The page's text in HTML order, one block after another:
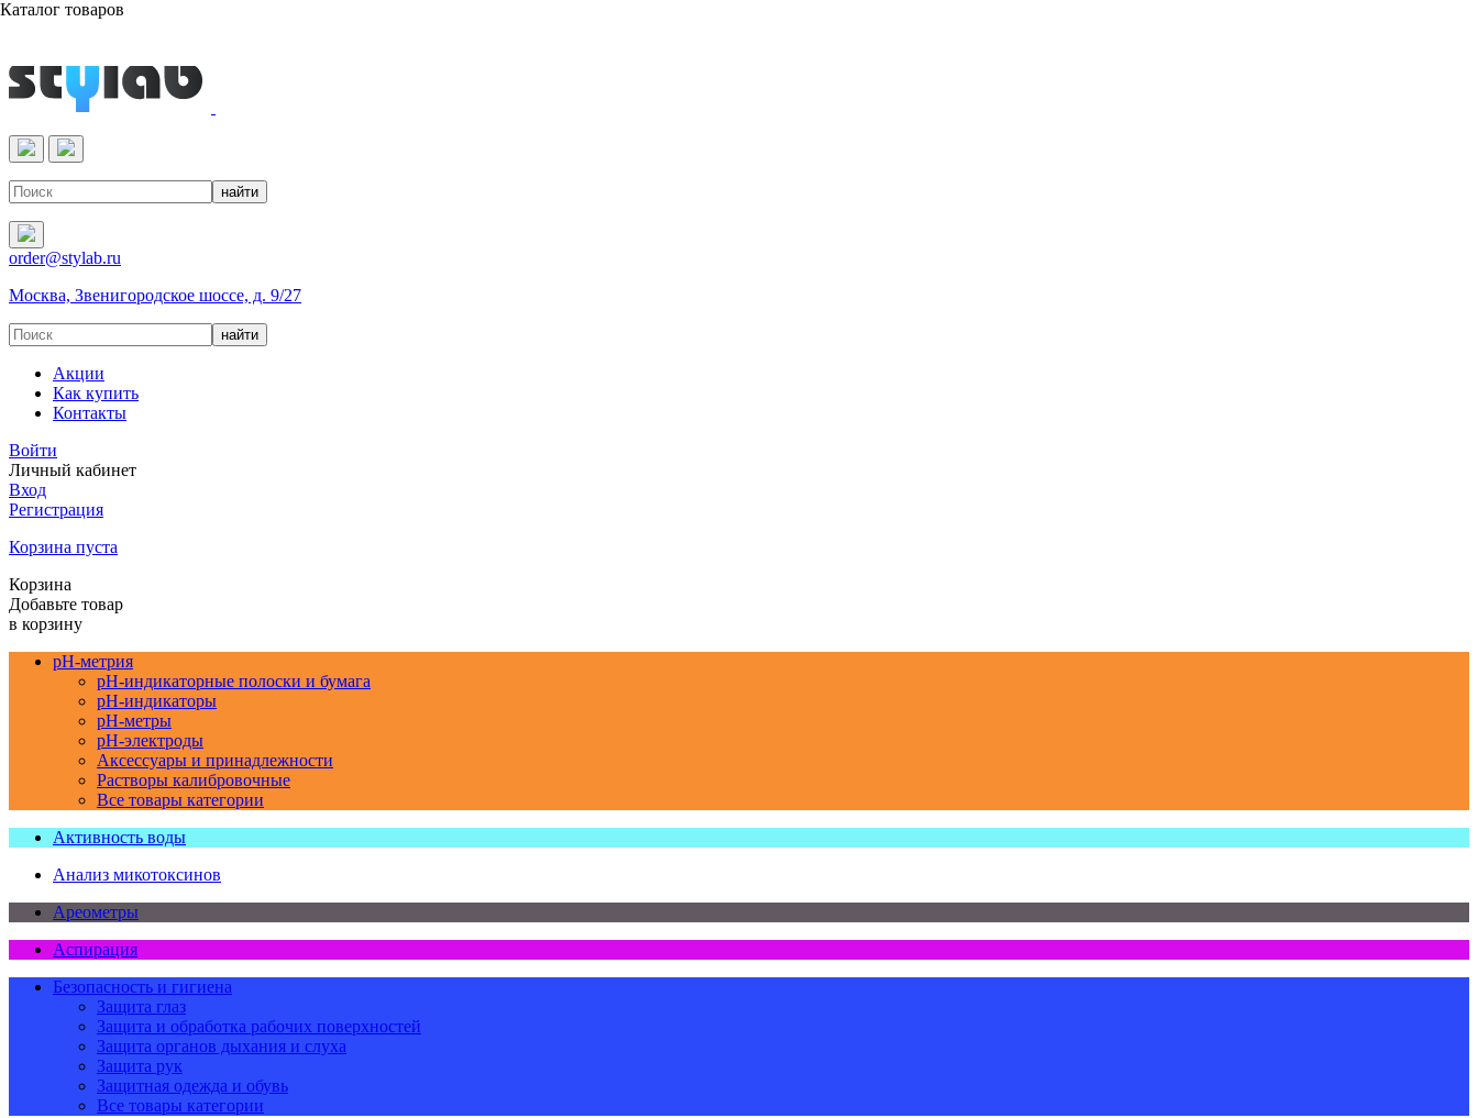
Реактивы & Оборудование
order@stylab.ru
Москва, Звенигородское шоссе, д. 9/27
Акции
Как купить
Контакты
Войти
Личный кабинет
Вход
Регистрация
Корзина пуста
Корзина
Добавьте товар
в корзину
pH-метрия
pH-индикаторные полоски и бумага
pH-индикаторы
pH-метры
pH-электроды
Аксессуары и принадлежности
Растворы калибровочные
Все товары категории
Активность воды
Анализ микотоксинов
Ареометры
Аспирация
Безопасность и гигиена
Защита глаз
Защита и обработка рабочих поверхностей
Защита органов дыхания и слуха
Защита рук
Защитная одежда и обувь
Все товары категории
Каталог товаров